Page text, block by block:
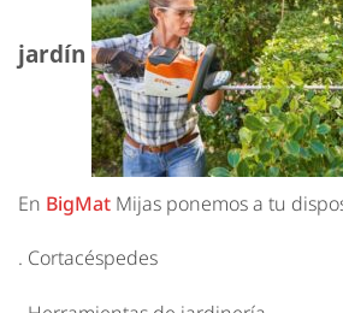
jardín
En BigMat Mijas ponemos a tu
. Cortacéspedes